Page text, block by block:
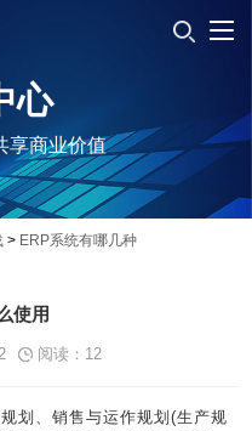
心
享商业价值
> ERP系统有哪几种
使用
阅读： 12
、销售与运作规划(生产规